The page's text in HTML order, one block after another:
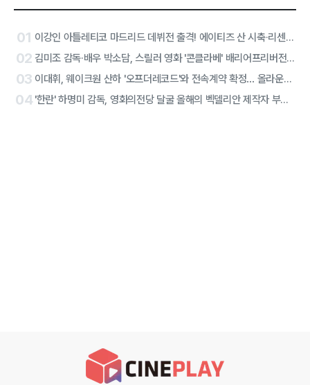
01 이강인 아틀레티코 마드리드 데뷔전 출격! 에이티즈 산 시축·리센느 하프타임 공연 확정
02 김미조 감독·배우 박소담, 스릴러 영화 '콘클라베' 배리어프리버전 합류
03 이대휘, 웨이크원 산하 '오프더레코드'와 전속계약 확정… 올라운더 아티스트 솔로 2막 시작
04 '한란' 하명미 감독, 영화의전당 달굴 올해의 벡델리안 제작자 부문 선정